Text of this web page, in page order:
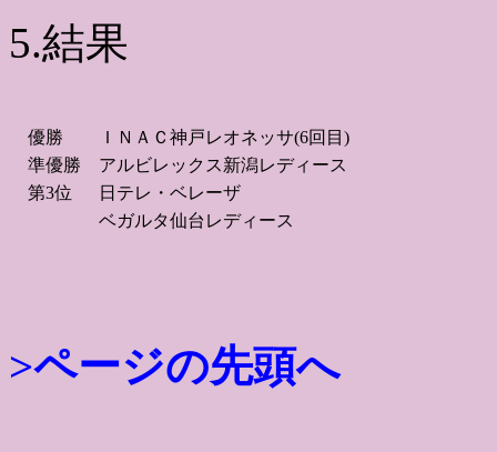
5.結果
優勝
ＩＮＡＣ神戸レオネッサ(6回目)
準優勝
アルビレックス新潟レディース
第3位
日テレ・ベレーザ
ベガルタ仙台レディース
>ページの先頭へ